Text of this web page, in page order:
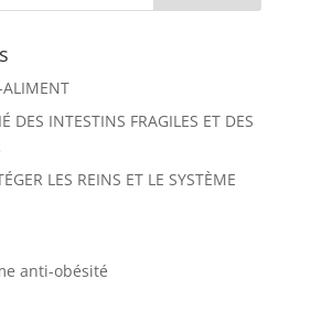
ALIMENT
DES INTESTINS FRAGILES ET DES
LES REINS ET LE SYSTÈME
anti-obésité